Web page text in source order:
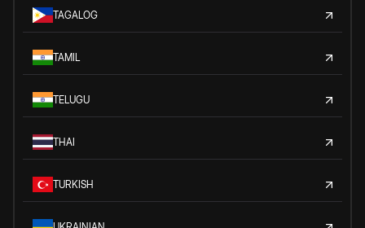
TAGALOG
TAMIL
TELUGU
THAI
TURKISH